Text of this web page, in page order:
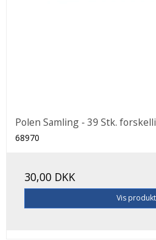
Polen Samling - 39 Stk.
68970
30,00 DKK
Vis produkt